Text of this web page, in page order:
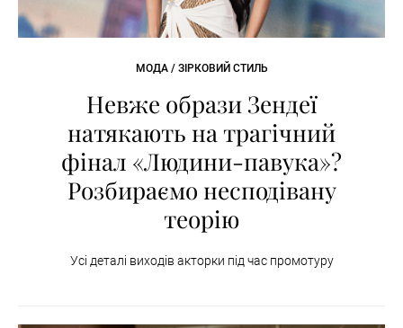
МОДА / ЗІРКОВИЙ СТИЛЬ
Невже образи Зендеї
натякають на трагічний
фінал «Людини-павука»?
Розбираємо несподівану
теорію
Усі деталі виходів акторки під час промотуру